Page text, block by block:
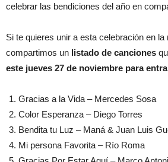
celebrar las bendiciones del año en
Si te quieres unir a esta celebración en
compartimos un listado de canciones
este jueves 27 de noviembre para
Gracias a la Vida – Mercedes Sosa
Color Esperanza – Diego Torres
Bendita tu Luz – Maná & Juan Luis
Mi persona Favorita – Río Roma